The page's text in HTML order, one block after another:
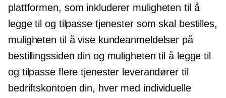
plattformen, som inkluderer muligheten til å
legge til og tilpasse tjenester som skal bestilles,
muligheten til å vise kundeanmeldelser på
bestillingssiden din og muligheten til å legge til
og tilpasse flere tjenester leverandører til
bedriftskontoen din, hver med individuelle